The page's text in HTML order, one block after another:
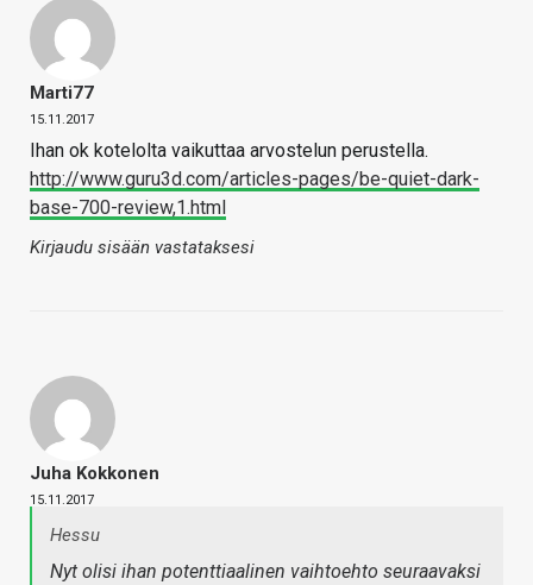
Marti77
15.11.2017
Ihan ok kotelolta vaikuttaa arvostelun perustella.
http://www.guru3d.com/articles-pages/be-quiet-dark-
base-700-review,1.html
Kirjaudu sisään vastataksesi
Juha Kokkonen
15.11.2017
Hessu
Nyt olisi ihan potenttiaalinen vaihtoehto seuraavaksi